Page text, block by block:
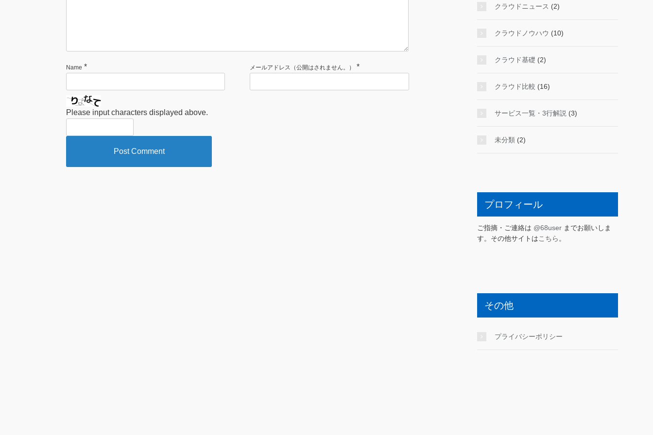
Name * メールアドレス（公開はされません。） *
Please input characters displayed above.
クラウドニュース (2)
クラウドノウハウ (10)
クラウド基礎 (2)
クラウド比較 (16)
サービス一覧・3行解説 (3)
未分類 (2)
プロフィール
ご指摘・ご連絡は @68user までお願いしま
す。その他サイトはこちら 。
その他
プライバシーポリシー